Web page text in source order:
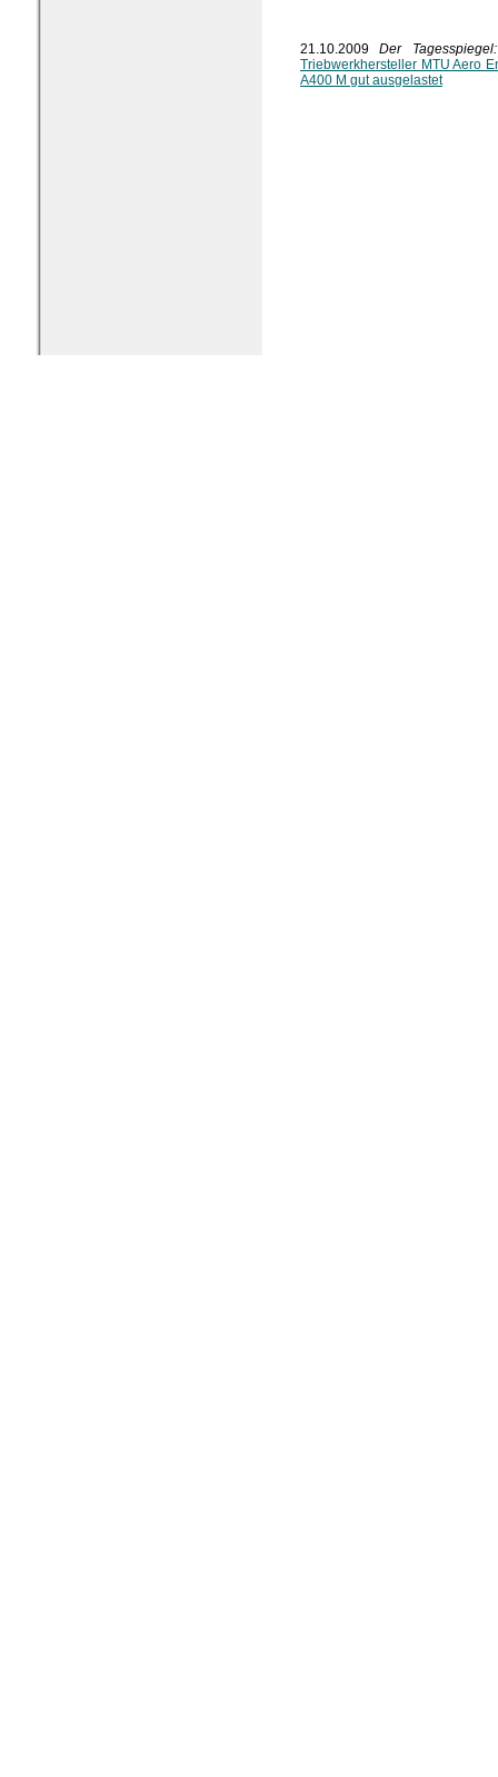
21.10.2009Der
Triebwerkhersteller MTU Aero
A400 M gut ausgelastet